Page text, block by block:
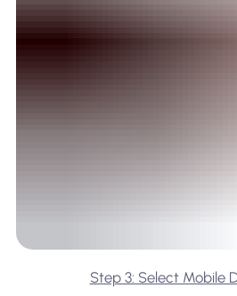
Step 3: Select Mobile